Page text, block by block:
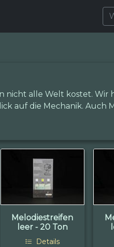
nicht alle Welt kostet. Wir
auf die Mechanik. Auch
Melodiestreifen
leer - 20 Ton
Details